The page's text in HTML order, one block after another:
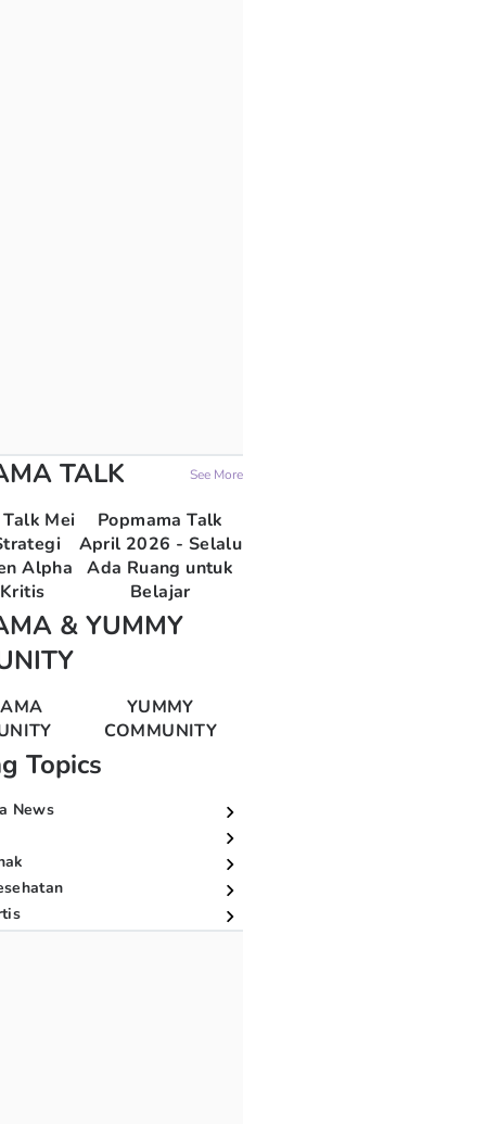
TALK See More
Mei
Alpha
Popmama Talk
April 2026 - Selalu
Ada Ruang untuk
Belajar
& YUMMY
YUMMY
COMMUNITY
Topics
News